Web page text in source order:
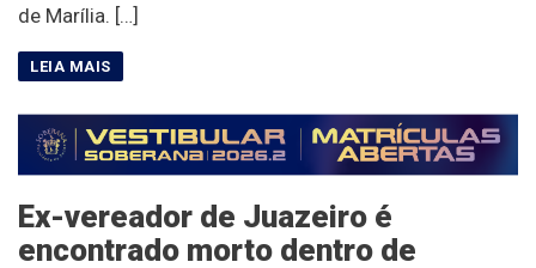
de Marília. […]
Ex-vereador de Juazeiro é
encontrado morto dentro de